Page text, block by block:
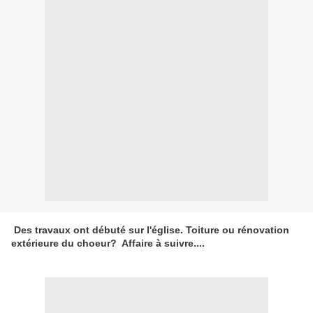
Des travaux ont débuté sur l'église. Toiture ou rénovation
extérieure du choeur? Affaire à suivre....